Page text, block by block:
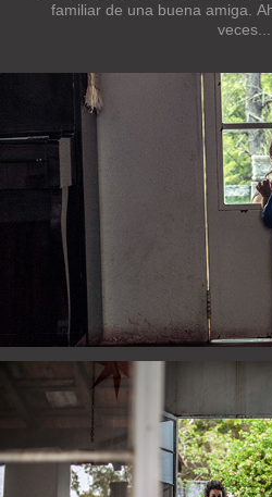
familiar de una buena amiga.
veces...